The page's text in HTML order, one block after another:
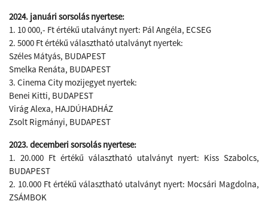
2024. januári sorsolás nyertese:
1. 10 000,- Ft értékű utalványt nyert: Pál Angéla, ECSEG
2. 5000 Ft értékű választható utalványt nyertek:
Széles Mátyás, BUDAPEST
Smelka Renáta, BUDAPEST
3. Cinema City mozijegyet nyertek:
Benei Kitti, BUDAPEST
Virág Alexa, HAJDÚHADHÁZ
​Zsolt Rigmányi, BUDAPEST
2023. decemberi sorsolás nyertese:
1. 20.000 Ft értékű választható utalványt nyert: Kiss Szabolcs,
BUDAPEST
2. 10.000 Ft értékű választható utalványt nyert: Mocsári Magdolna,
ZSÁMBOK